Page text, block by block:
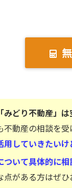
みどり不動産」
不動産の相談を受
用していきたい
いて具体的に相
点がある方はぜ